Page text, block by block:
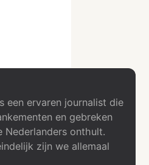
een ervaren journalist die
en gebreken
Nederlanders onthult.
zijn we allemaal